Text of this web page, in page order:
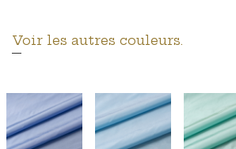
Voir les autres couleurs.